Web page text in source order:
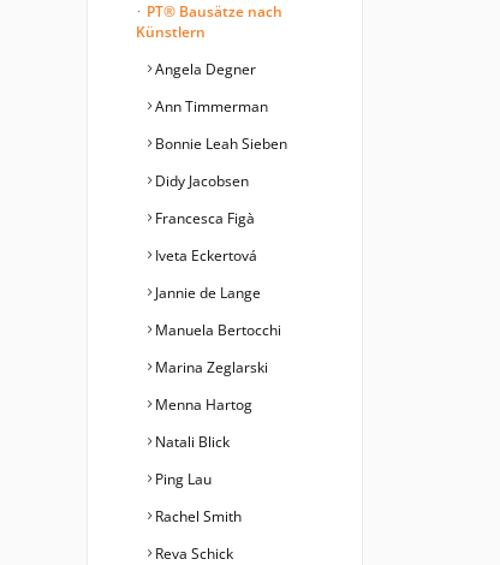
PT® Bausätze nach
Künstlern
Angela Degner
Ann Timmerman
Bonnie Leah Sieben
Didy Jacobsen
Francesca Figà
Iveta Eckertová
Jannie de Lange
Manuela Bertocchi
Marina Zeglarski
Menna Hartog
Natali Blick
Ping Lau
Rachel Smith
Reva Schick